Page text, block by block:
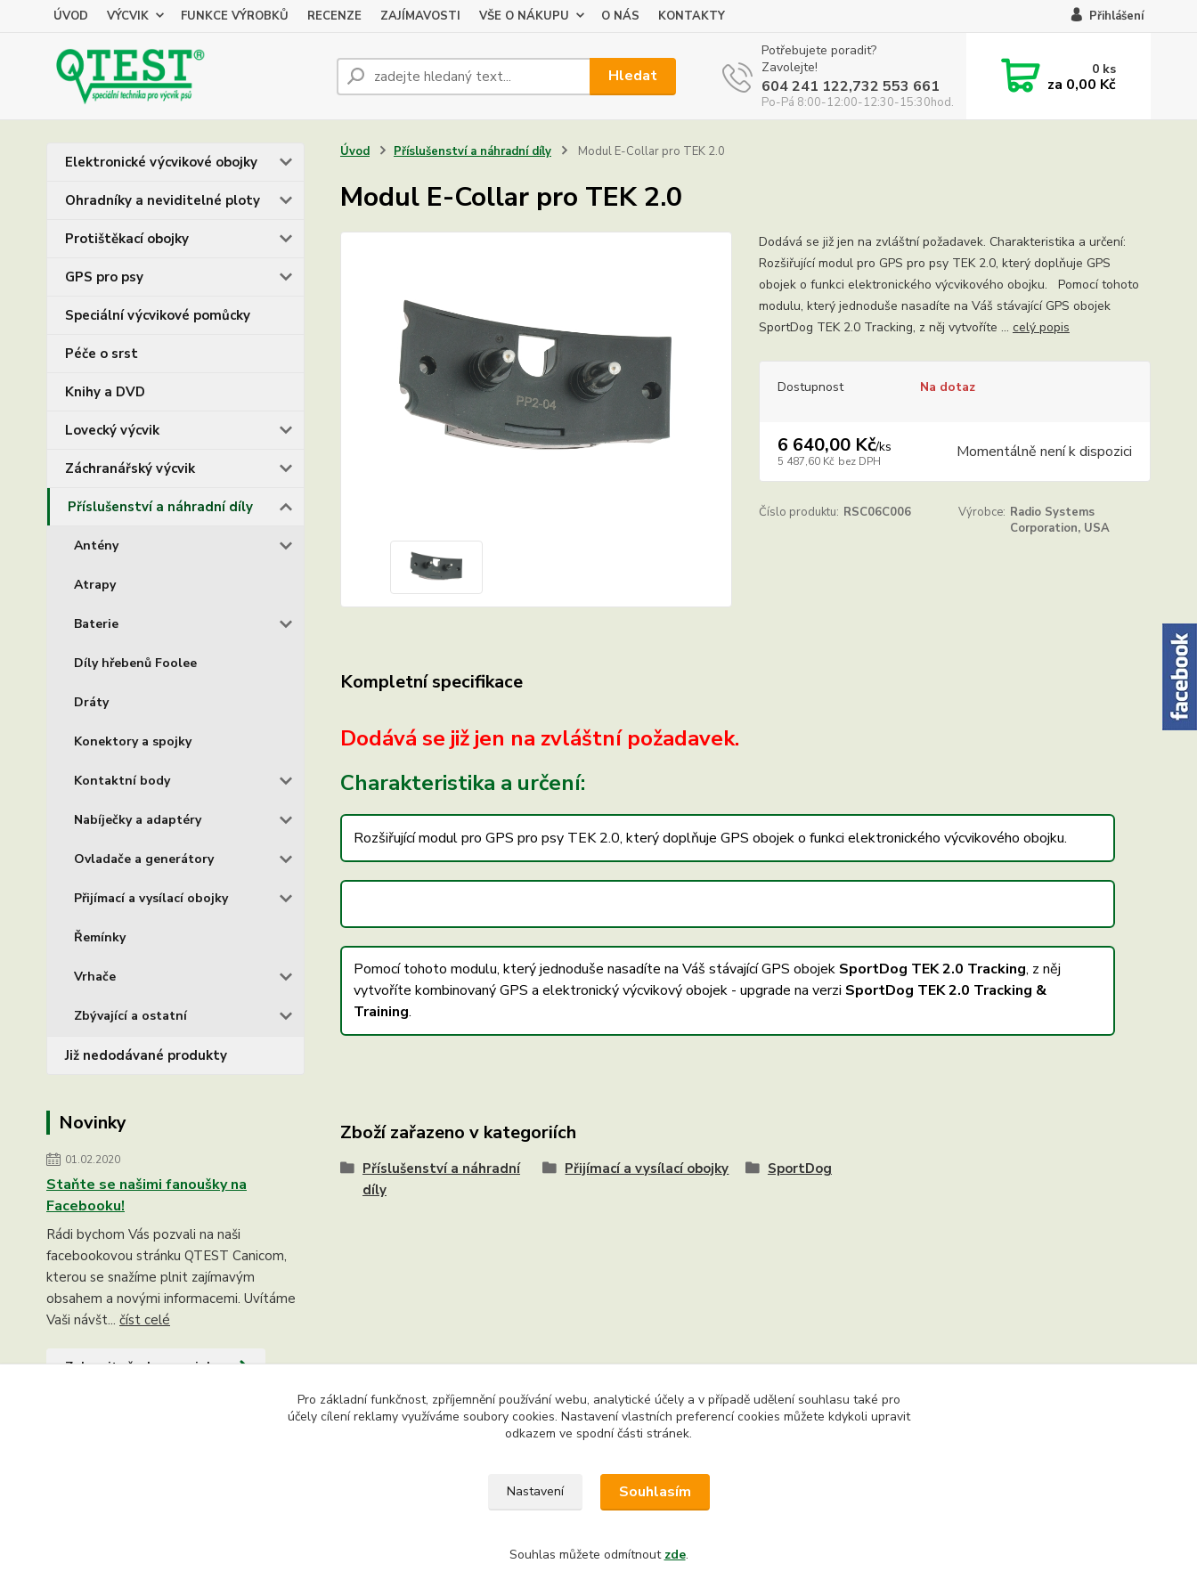
ÚVOD VÝCVIK FUNKCE VÝROBKŮ RECENZE ZAJÍMAVOSTI VŠE O NÁKUPU O NÁS KONTAKTY Přihlášení
Hledat
Potřebujete poradit?
Zavolejte!
604 241 122,732 553 661
Po-Pá 8:00-12:00-12:30-15:30hod.
0 ks
za 0,00 Kč
Elektronické výcvikové obojky
Ohradníky a neviditelné ploty
Protištěkací obojky
GPS pro psy
Speciální výcvikové pomůcky
Péče o srst
Knihy a DVD
Lovecký výcvik
Záchranářský výcvik
Příslušenství a náhradní díly
Antény
Atrapy
Baterie
Díly hřebenů Foolee
Dráty
Konektory a spojky
Kontaktní body
Nabíječky a adaptéry
Ovladače a generátory
Přijímací a vysílací obojky
Řemínky
Vrhače
Zbývající a ostatní
Již nedodávané produkty
Novinky
01.02.2020
Staňte se našimi fanoušky na
Facebooku!
Rádi bychom Vás pozvali na naši
facebookovou stránku QTEST Canicom,
kterou se snažíme plnit zajímavým
obsahem a novými informacemi. Uvítáme
Vaši návšt... číst celé
Zobrazit všechny novinky
Úvod Příslušenství a náhradní díly Modul E-Collar pro TEK 2.0
Modul E-Collar pro TEK 2.0
Dodává se již jen na zvláštní požadavek. Charakteristika a určení:
Rozšiřující modul pro GPS pro psy TEK 2.0, který doplňuje GPS
obojek o funkci elektronického výcvikového obojku. Pomocí tohoto
modulu, který jednoduše nasadíte na Váš stávající GPS obojek
SportDog TEK 2.0 Tracking, z něj vytvoříte ... celý popis
Dostupnost Na dotaz
6 640,00 Kč/ks
5 487,60 Kč bez DPH Momentálně není k dispozici
Číslo produktu: RSC06C006 Výrobce: Radio Systems
Corporation, USA
Kompletní specifikace
Dodává se již jen na zvláštní požadavek.
Charakteristika a určení:
Rozšiřující modul pro GPS pro psy TEK 2.0, který doplňuje GPS obojek o funkci elektronického výcvikového obojku.
Pomocí tohoto modulu, který jednoduše nasadíte na Váš stávající GPS obojek SportDog TEK 2.0 Tracking, z něj
vytvoříte kombinovaný GPS a elektronický výcvikový obojek - upgrade na verzi SportDog TEK 2.0 Tracking &
Training.
Zboží zařazeno v kategoriích
Příslušenství a náhradní
díly
Přijímací a vysílací obojky SportDog
textů či jejich částí, článků, obrázků, fotografií a videí je bez výslovného souhlasu majitele webu zakázáno.
Pro základní funkčnost, zpříjemnění používání webu, analytické účely a v případě udělení souhlasu také pro
účely cílení reklamy využíváme soubory cookies. Nastavení vlastních preferencí cookies můžete kdykoli upravit
odkazem ve spodní části stránek.
Nastavení Souhlasím
Souhlas můžete odmítnout zde.